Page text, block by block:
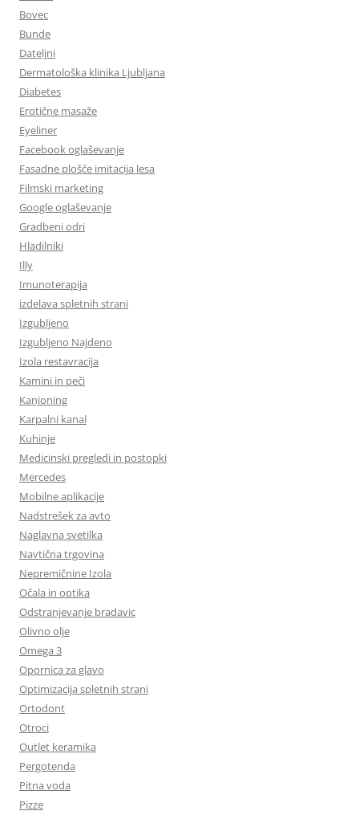
Bovec
Bunde
Dateljni
Dermatološka klinika Ljubljana
Diabetes
Erotične masaže
Eyeliner
Facebook oglaševanje
Fasadne plošče imitacija lesa
Filmski marketing
Google oglaševanje
Gradbeni odri
Hladilniki
Illy
Imunoterapija
izdelava spletnih strani
Izgubljeno
Izgubljeno Najdeno
Izola restavracija
Kamini in peči
Kanjoning
Karpalni kanal
Kuhinje
Medicinski pregledi in postopki
Mercedes
Mobilne aplikacije
Nadstrešek za avto
Naglavna svetilka
Navtična trgovina
Nepremičnine Izola
Očala in optika
Odstranjevanje bradavic
Olivno olje
Omega 3
Opornica za glavo
Optimizacija spletnih strani
Ortodont
Otroci
Outlet keramika
Pergotenda
Pitna voda
Pizze